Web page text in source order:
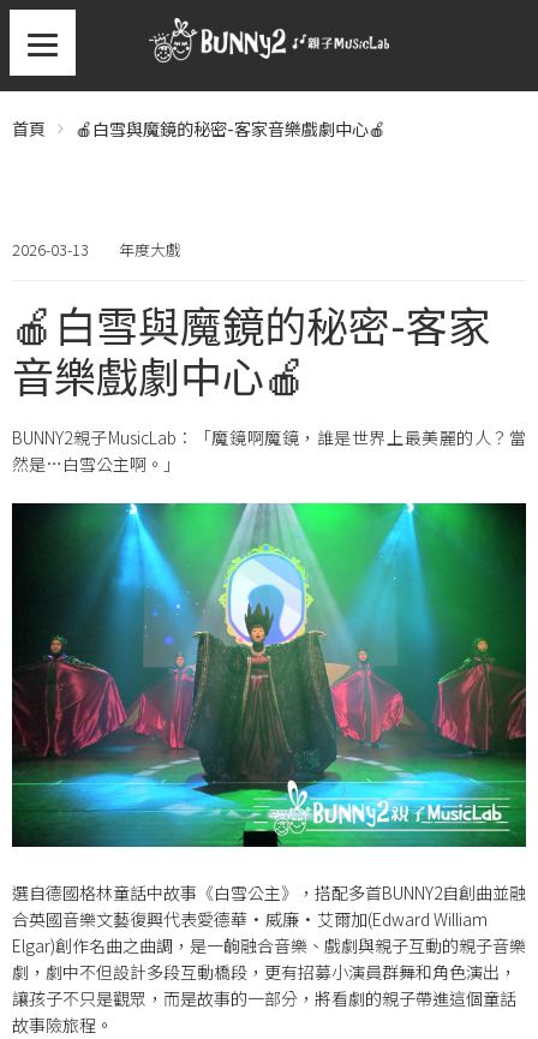
首頁 🍎白雪與魔鏡的秘密-客家音樂戲劇中心🍎
2026-03-13 年度大戲
🍎白雪與魔鏡的秘密-客家
音樂戲劇中心🍎
BUNNY2親子MusicLab：「魔鏡啊魔鏡，誰是世界上最美麗的人？當
然是…白雪公主啊。」
選自德國格林童話中故事《白雪公主》，搭配多首BUNNY2自創曲並融
合英國音樂文藝復興代表愛德華 · 威廉 · 艾爾加(Edward William
Elgar)創作名曲之曲調，是一齣融合音樂、戲劇與親子互動的親子音樂
劇，劇中不但設計多段互動橋段，更有招募小演員群舞和角色演出，
讓孩子不只是觀眾，而是故事的一部分，將看劇的親子帶進這個童話
故事險旅程。